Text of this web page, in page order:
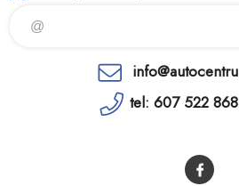
tel: 607 522